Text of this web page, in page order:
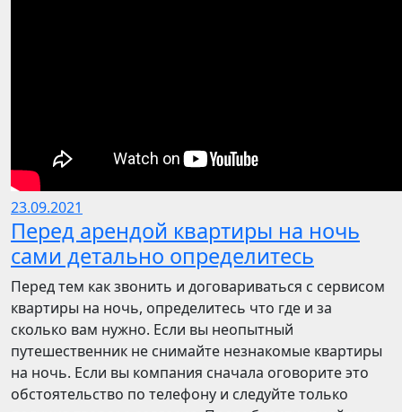
23.09.2021
Перед арендой квартиры на ночь
сами детально определитесь
Перед тем как звонить и договариваться с сервисом
квартиры на ночь, определитесь что где и за
сколько вам нужно. Если вы неопытный
путешественник не снимайте незнакомые квартиры
на ночь. Если вы компания сначала оговорите это
обстоятельство по телефону и следуйте только